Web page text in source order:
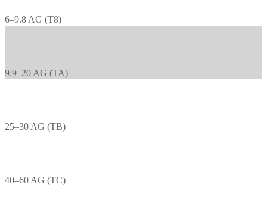
6–9.8 AG (T8)
9.9–20 AG (TA)
25–30 AG (TB)
40–60 AG (TC)